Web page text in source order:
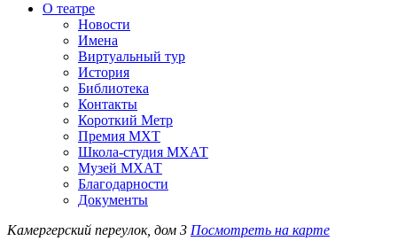
О театре
Новости
Имена
Виртуальный тур
История
Библиотека
Контакты
Короткий Метр
Премия МХТ
Школа-студия МХАТ
Музей МХАТ
Благодарности
Документы
Камергерский переулок, дом 3 Посмотреть на карте